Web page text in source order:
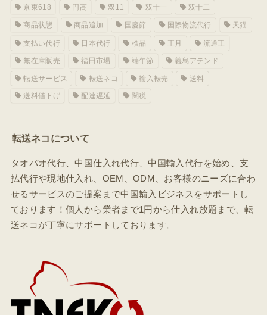
京東618 円高 双11 双十一 双十二
商品状態 商品追加 国慶節 国際物流代行 天猫
支払い代行 日本代行 検品 正月 流通王
無在庫販売 福田市場 端午節 義烏アテンド
転送サービス 転送ネコ 輸入転売 送料
送料値下げ 配達遅延 関税
転送ネコについて
タオバオ代行、中国仕入れ代行、中国輸入代行を始め、支
払代行や現地仕入れ、OEM、ODM、お客様のニーズに合わ
せるサービスのご提案まで中国輸入ビジネスをサポートし
ております！個人から業者まで1円から仕入れ放題まで、転
送ネコが丁寧にサポートしております。